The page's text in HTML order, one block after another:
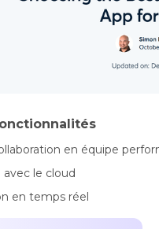
en équipe
le cloud
en temps réel